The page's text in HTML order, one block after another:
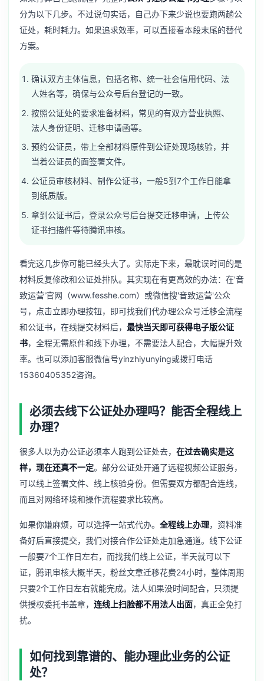
分为以下几步。不过说句实话，自己办下来少说也要跑两趟公
证处，耗时耗力。如果追求效率，可以直接看本段末尾的替代
方案。
确认双方主体信息，包括名称、统一社会信用代码、法
人姓名等，确保与公众号后台登记的一致。
按照公证处的要求准备材料，常见的有双方营业执照、
法人身份证明、迁移申请函等。
预约公证员，带上全部材料原件到公证处现场核验，并
当着公证员的面签署文件。
公证员审核材料、制作公证书，一般5到7个工作日能拿
到纸质版。
拿到公证书后，登录公众号后台提交迁移申请，上传公
证书扫描件等待腾讯审核。
看完这几步你可能已经头大了。实际走下来，最耽误时间的是
材料反复修改和公证处排队。其实现在有更高效的办法：在'音
致运营'官网（www.fesshe.com）或微信搜'音致运营'公众
号，点击立即办理按钮，即可找我们代办理公众号迁移全流程
和公证书，在线提交材料后， 最快当天即可获得电子版公证
书，全程无需原件和线下办理，不需要法人配合，大幅提升效
率。也可以添加客服微信号yinzhiyunying或拨打电话
15360405352咨询。
必须去线下公证处办理吗？能否全程线上
办理？
很多人以为办公证必须本人跑到公证处去， 在过去确实是这
样，现在还真不一定。部分公证处开通了远程视频公证服务，
可以线上签署文件、线上核验身份。但需要双方都配合连线，
而且对网络环境和操作流程要求比较高。
如果你嫌麻烦，可以选择一站式代办。 全程线上办理，资料准
备好后直接提交，我们对接合作公证处走加急通道。线下公证
一般要7个工作日左右，而找我们线上公证，半天就可以下
证，腾讯审核大概半天，粉丝文章迁移花费24小时，整体周期
只要2个工作日左右就能完成。法人如果没时间配合，只须提
供授权委托书盖章， 连线上扫脸都不用法人出面，真正全免打
扰。
如何找到靠谱的、能办理此业务的公证
处？